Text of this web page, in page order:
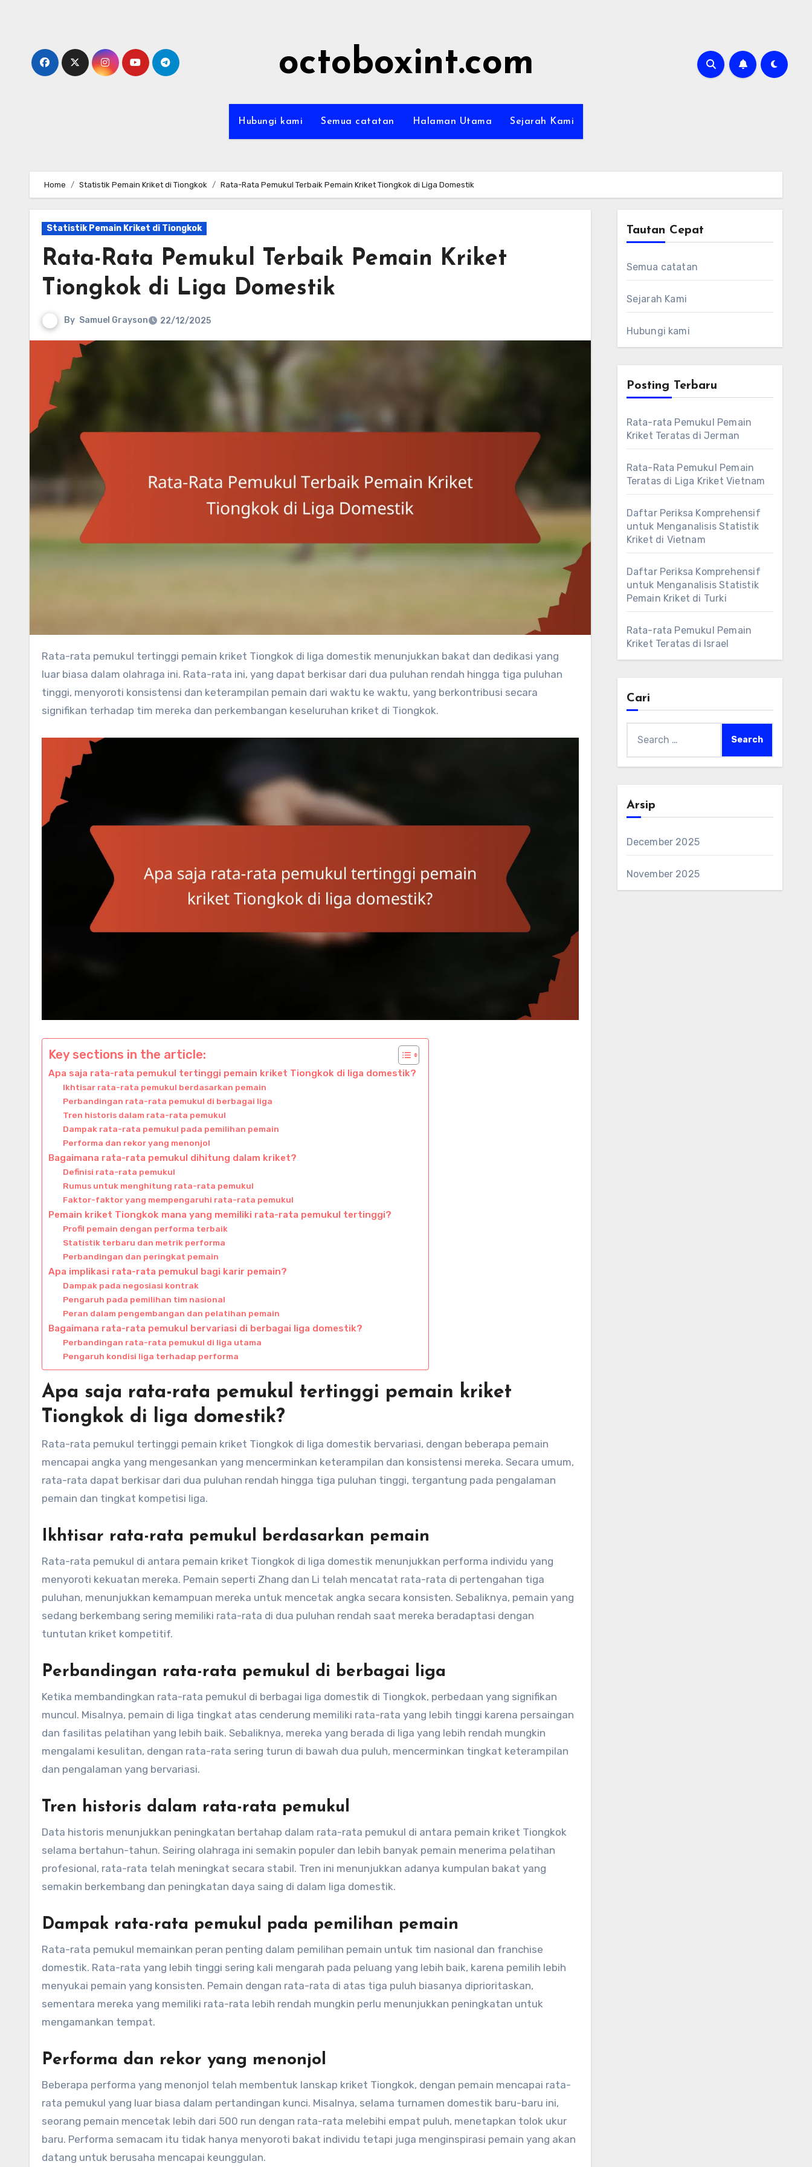
octoboxint.com
Hubungi kami Semua catatan Halaman Utama Sejarah Kami
Home Statistik Pemain Kriket di Tiongkok Rata-Rata Pemukul Terbaik Pemain Kriket Tiongkok di Liga Domestik
Statistik Pemain Kriket di Tiongkok
Rata-Rata Pemukul Terbaik Pemain Kriket
Tiongkok di Liga Domestik
By Samuel Grayson 22/12/2025
Rata-rata pemukul tertinggi pemain kriket Tiongkok di liga domestik menunjukkan bakat dan dedikasi yang
luar biasa dalam olahraga ini. Rata-rata ini, yang dapat berkisar dari dua puluhan rendah hingga tiga puluhan
tinggi, menyoroti konsistensi dan keterampilan pemain dari waktu ke waktu, yang berkontribusi secara
signifikan terhadap tim mereka dan perkembangan keseluruhan kriket di Tiongkok.
Key sections in the article:
Apa saja rata-rata pemukul tertinggi pemain kriket Tiongkok di liga domestik?
Ikhtisar rata-rata pemukul berdasarkan pemain
Perbandingan rata-rata pemukul di berbagai liga
Tren historis dalam rata-rata pemukul
Dampak rata-rata pemukul pada pemilihan pemain
Performa dan rekor yang menonjol
Bagaimana rata-rata pemukul dihitung dalam kriket?
Definisi rata-rata pemukul
Rumus untuk menghitung rata-rata pemukul
Faktor-faktor yang mempengaruhi rata-rata pemukul
Pemain kriket Tiongkok mana yang memiliki rata-rata pemukul tertinggi?
Profil pemain dengan performa terbaik
Statistik terbaru dan metrik performa
Perbandingan dan peringkat pemain
Apa implikasi rata-rata pemukul bagi karir pemain?
Dampak pada negosiasi kontrak
Pengaruh pada pemilihan tim nasional
Peran dalam pengembangan dan pelatihan pemain
Bagaimana rata-rata pemukul bervariasi di berbagai liga domestik?
Perbandingan rata-rata pemukul di liga utama
Pengaruh kondisi liga terhadap performa
Apa saja rata-rata pemukul tertinggi pemain kriket
Tiongkok di liga domestik?
Rata-rata pemukul tertinggi pemain kriket Tiongkok di liga domestik bervariasi, dengan beberapa pemain
mencapai angka yang mengesankan yang mencerminkan keterampilan dan konsistensi mereka. Secara umum,
rata-rata dapat berkisar dari dua puluhan rendah hingga tiga puluhan tinggi, tergantung pada pengalaman
pemain dan tingkat kompetisi liga.
Ikhtisar rata-rata pemukul berdasarkan pemain
Rata-rata pemukul di antara pemain kriket Tiongkok di liga domestik menunjukkan performa individu yang
menyoroti kekuatan mereka. Pemain seperti Zhang dan Li telah mencatat rata-rata di pertengahan tiga
puluhan, menunjukkan kemampuan mereka untuk mencetak angka secara konsisten. Sebaliknya, pemain yang
sedang berkembang sering memiliki rata-rata di dua puluhan rendah saat mereka beradaptasi dengan
tuntutan kriket kompetitif.
Perbandingan rata-rata pemukul di berbagai liga
Ketika membandingkan rata-rata pemukul di berbagai liga domestik di Tiongkok, perbedaan yang signifikan
muncul. Misalnya, pemain di liga tingkat atas cenderung memiliki rata-rata yang lebih tinggi karena persaingan
dan fasilitas pelatihan yang lebih baik. Sebaliknya, mereka yang berada di liga yang lebih rendah mungkin
mengalami kesulitan, dengan rata-rata sering turun di bawah dua puluh, mencerminkan tingkat keterampilan
dan pengalaman yang bervariasi.
Tren historis dalam rata-rata pemukul
Data historis menunjukkan peningkatan bertahap dalam rata-rata pemukul di antara pemain kriket Tiongkok
selama bertahun-tahun. Seiring olahraga ini semakin populer dan lebih banyak pemain menerima pelatihan
profesional, rata-rata telah meningkat secara stabil. Tren ini menunjukkan adanya kumpulan bakat yang
semakin berkembang dan peningkatan daya saing di dalam liga domestik.
Dampak rata-rata pemukul pada pemilihan pemain
Rata-rata pemukul memainkan peran penting dalam pemilihan pemain untuk tim nasional dan franchise
domestik. Rata-rata yang lebih tinggi sering kali mengarah pada peluang yang lebih baik, karena pemilih lebih
menyukai pemain yang konsisten. Pemain dengan rata-rata di atas tiga puluh biasanya diprioritaskan,
sementara mereka yang memiliki rata-rata lebih rendah mungkin perlu menunjukkan peningkatan untuk
mengamankan tempat.
Performa dan rekor yang menonjol
Beberapa performa yang menonjol telah membentuk lanskap kriket Tiongkok, dengan pemain mencapai rata-
rata pemukul yang luar biasa dalam pertandingan kunci. Misalnya, selama turnamen domestik baru-baru ini,
seorang pemain mencetak lebih dari 500 run dengan rata-rata melebihi empat puluh, menetapkan tolok ukur
baru. Performa semacam itu tidak hanya menyoroti bakat individu tetapi juga menginspirasi pemain yang akan
datang untuk berusaha mencapai keunggulan.
Tautan Cepat
Semua catatan
Sejarah Kami
Hubungi kami
Posting Terbaru
Rata-rata Pemukul Pemain
Kriket Teratas di Jerman
Rata-Rata Pemukul Pemain
Teratas di Liga Kriket Vietnam
Daftar Periksa Komprehensif
untuk Menganalisis Statistik
Kriket di Vietnam
Daftar Periksa Komprehensif
untuk Menganalisis Statistik
Pemain Kriket di Turki
Rata-rata Pemukul Pemain
Kriket Teratas di Israel
Cari
for:
Arsip
December 2025
November 2025